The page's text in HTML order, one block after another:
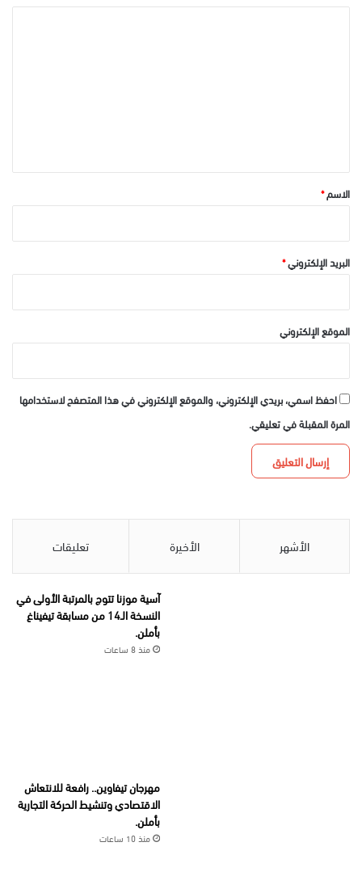
*الاسم*
البريد الإلكتروني*
الموقع الإلكتروني
احفظ اسمي، بريدي الإلكتروني، والموقع الإلكتروني في هذا المتصفح لاستخدامها
المرة المقبلة في تعليقي.
الأشهر الأخيرة تعليقات
آسية موزنا تتوج بالمرتبة الأولى في
النسخة الـ14 من مسابقة تيفيناغ
بأملن.
منذ 8 ساعات
مهرجان تيفاوين.. رافعة للانتعاش
الاقتصادي وتنشيط الحركة التجارية
بأملن.
منذ 10 ساعات